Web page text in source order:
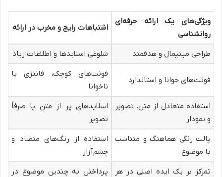
ویژگی‌های یک ارائه حرفه‌ای
روانشناسی
اشتباهات رایج و مخرب در ارائه
طراحی مینیمال و هدفمند شلوغی اسلایدها و اطلاعات زیاد
فونت‌های خوانا و استاندارد
فونت‌های کوچک، فانتزی یا
ناخوانا
استفاده متعادل از متن، تصویر
و نمودار
اسلایدهای پر از متن یا صرفاً
تصویر
پالت رنگی هماهنگ و متناسب
با موضوع
استفاده از رنگ‌های متضاد و
چشم‌آزار
تمرکز بر یک ایده اصلی در هر
پرداختن به چندین موضوع در